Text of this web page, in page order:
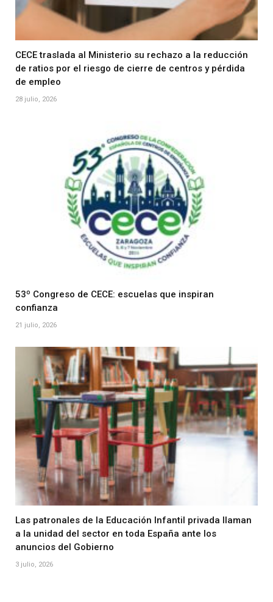
CECE traslada al Ministerio su rechazo a la reducción
de ratios por el riesgo de cierre de centros y pérdida
de empleo
28 julio, 2026
53º Congreso de CECE: escuelas que inspiran
confianza
21 julio, 2026
Las patronales de la Educación Infantil privada llaman
a la unidad del sector en toda España ante los
anuncios del Gobierno
3 julio, 2026